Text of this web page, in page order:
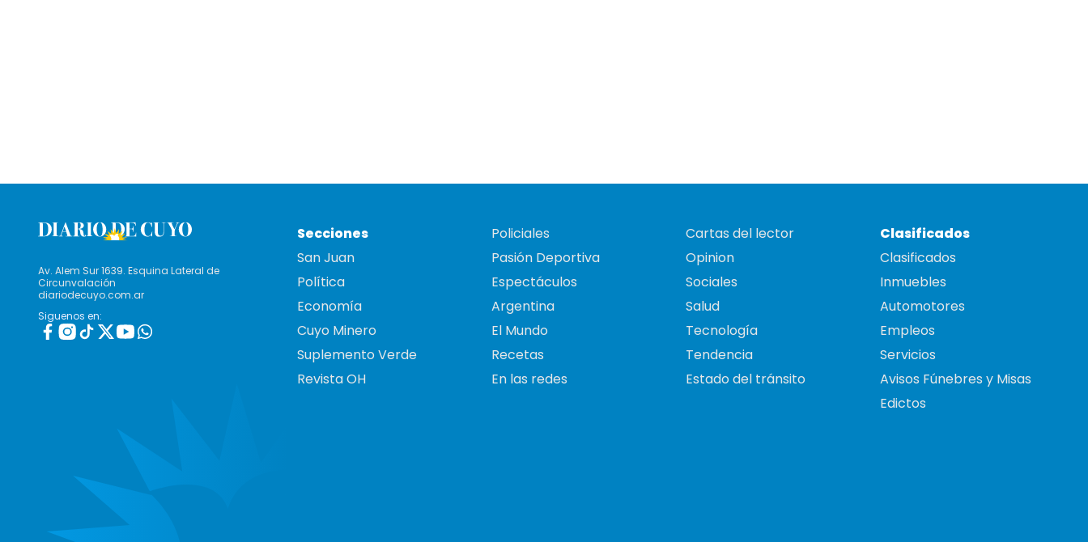
Av. Alem Sur 1639. Esquina Lateral de
Circunvalación
diariodecuyo.com.ar
Siguenos en:
Secciones
San Juan
Política
Economía
Cuyo Minero
Suplemento Verde
Revista OH
Policiales
Pasión Deportiva
Espectáculos
Argentina
El Mundo
Recetas
En las redes
Cartas del lector
Opinion
Sociales
Salud
Tecnología
Tendencia
Estado del tránsito
Clasificados
Clasificados
Inmuebles
Automotores
Empleos
Servicios
Avisos Fúnebres y Misas
Edictos